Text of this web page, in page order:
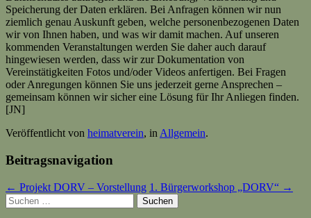
Speicherung der Daten erklären. Bei Anfragen können wir nun
ziemlich genau Auskunft geben, welche personenbezogenen Daten
wir von Ihnen haben, und was wir damit machen. Auf unseren
kommenden Veranstaltungen werden Sie daher auch darauf
hingewiesen werden, dass wir zur Dokumentation von
Vereinstätigkeiten Fotos und/oder Videos anfertigen. Bei Fragen
oder Anregungen können Sie uns jederzeit gerne Ansprechen –
gemeinsam können wir sicher eine Lösung für Ihr Anliegen finden.
[JN]
Veröffentlicht von heimatverein, in Allgemein.
Beitragsnavigation
← Projekt DORV – Vorstellung 1. Bürgerworkshop „DORV“ →
Suchen
nach: